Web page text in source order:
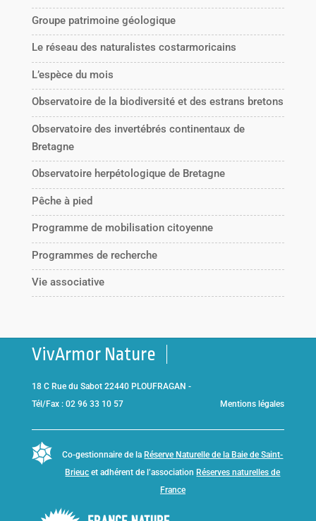
Groupe patrimoine géologique
Le réseau des naturalistes costarmoricains
L’espèce du mois
Observatoire de la biodiversité et des estrans bretons
Observatoire des invertébrés continentaux de
Bretagne
Observatoire herpétologique de Bretagne
Pêche à pied
Programme de mobilisation citoyenne
Programmes de recherche
Vie associative
VivArmor Nature
18 C Rue du Sabot 22440 PLOUFRAGAN -
Tél/Fax : 02 96 33 10 57
Mentions légales
Co-gestionnaire de la Réserve Naturelle de la Baie de Saint-
Brieuc et adhérent de l’association Réserves naturelles de
France